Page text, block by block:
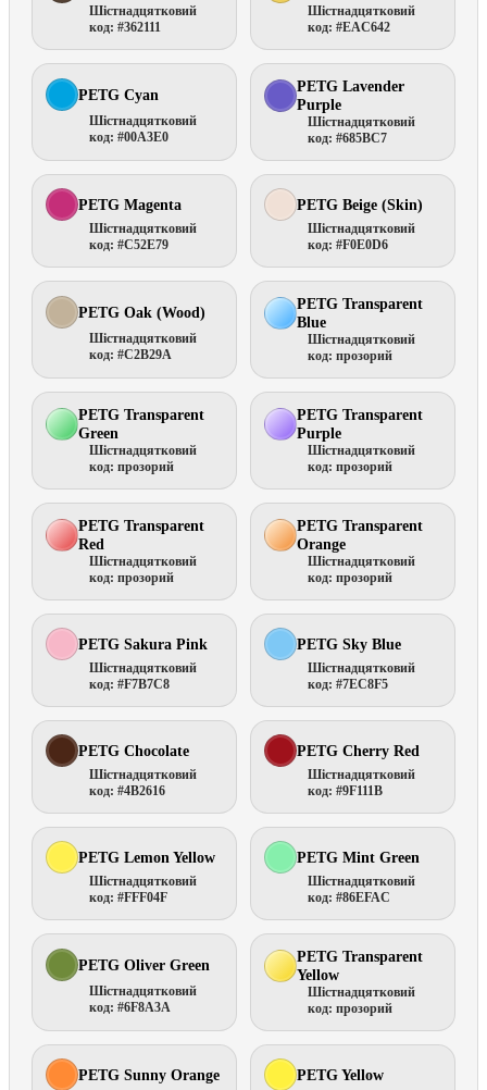
Шістнадцятковий
код: #362111
Шістнадцятковий
код: #EAC642
PETG Cyan
Шістнадцятковий
код: #00A3E0
PETG Lavender
Purple
Шістнадцятковий
код: #685BC7
PETG Magenta
Шістнадцятковий
код: #C52E79
PETG Beige (Skin)
Шістнадцятковий
код: #F0E0D6
PETG Oak (Wood)
Шістнадцятковий
код: #C2B29A
PETG Transparent
Blue
Шістнадцятковий
код: прозорий
PETG Transparent
Green
Шістнадцятковий
код: прозорий
PETG Transparent
Purple
Шістнадцятковий
код: прозорий
PETG Transparent
Red
Шістнадцятковий
код: прозорий
PETG Transparent
Orange
Шістнадцятковий
код: прозорий
PETG Sakura Pink
Шістнадцятковий
код: #F7B7C8
PETG Sky Blue
Шістнадцятковий
код: #7EC8F5
PETG Chocolate
Шістнадцятковий
код: #4B2616
PETG Cherry Red
Шістнадцятковий
код: #9F111B
PETG Lemon Yellow
Шістнадцятковий
код: #FFF04F
PETG Mint Green
Шістнадцятковий
код: #86EFAC
PETG Oliver Green
Шістнадцятковий
код: #6F8A3A
PETG Transparent
Yellow
Шістнадцятковий
код: прозорий
PETG Sunny Orange PETG Yellow